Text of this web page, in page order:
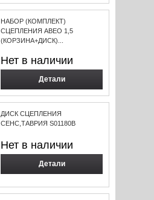
НАБОР (КОМПЛЕКТ)
СЦЕПЛЕНИЯ АВЕО 1,5
(КОРЗИНА+ДИСК)...
Нет в наличии
Детали
ДИСК СЦЕПЛЕНИЯ
СЕНС,ТАВРИЯ S01180B
Нет в наличии
Детали